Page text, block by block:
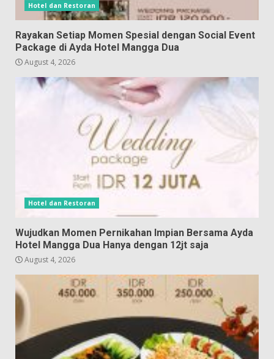
Hotel dan Restoran
Rayakan Setiap Momen Spesial dengan Social Event
Package di Ayda Hotel Mangga Dua
August 4, 2026
Hotel dan Restoran
Wujudkan Momen Pernikahan Impian Bersama Ayda
Hotel Mangga Dua Hanya dengan 12jt saja
August 4, 2026